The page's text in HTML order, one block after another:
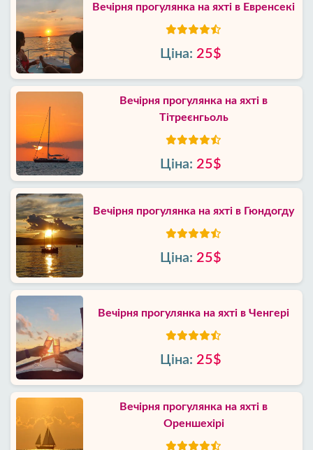
Вечірня прогулянка на яхті в Евренсекі
Ціна: 25$
Вечірня прогулянка на яхті в
Тітреєнгьоль
Ціна: 25$
Вечірня прогулянка на яхті в Гюндогду
Ціна: 25$
Вечірня прогулянка на яхті в Ченгері
Ціна: 25$
Вечірня прогулянка на яхті в
Ореншехірі